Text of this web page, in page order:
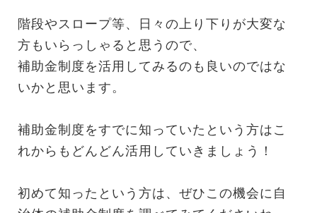
階段やスロープ等、日々の上り下りが大変な
方もいらっしゃると思うので、
補助金制度を活用してみるのも良いのではな
いかと思います。
補助金制度をすでに知っていたという方はこ
れからもどんどん活用していきましょう！
初めて知ったという方は、ぜひこの機会に自